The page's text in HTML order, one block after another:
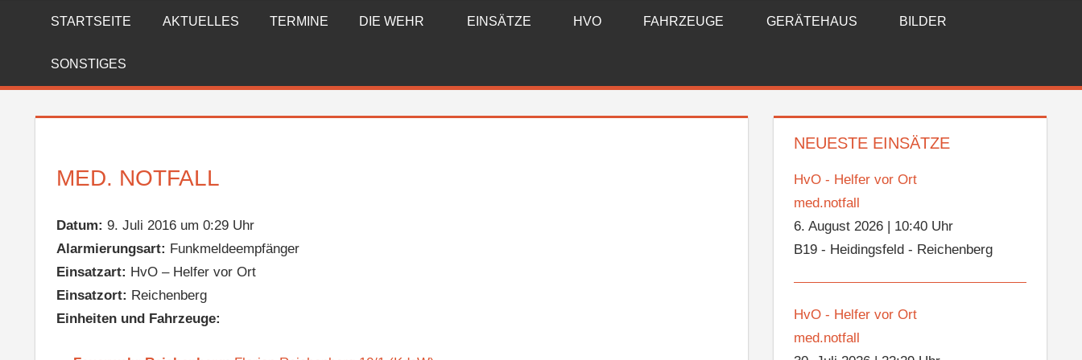
FREIWILLIGE
FEUERWEHR
REICHENBERG
STARTSEITE AKTUELLES TERMINE DIE WEHR EINSÄTZE HVO FAHRZEUGE GERÄTEHAUS BILDER
SONSTIGES
MED. NOTFALL
Datum: 9. Juli 2016 um 0:29 Uhr
Alarmierungsart: Funkmeldeempfänger
Einsatzart: HvO – Helfer vor Ort
Einsatzort: Reichenberg
Einheiten und Fahrzeuge:
NEUESTE EINSÄTZE
HvO - Helfer vor Ort
med.notfall
6. August 2026
10:40 Uhr
B19 - Heidingsfeld - Reichenberg
HvO - Helfer vor Ort
med.notfall